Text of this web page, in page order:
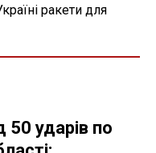
ракети для
50 ударів по